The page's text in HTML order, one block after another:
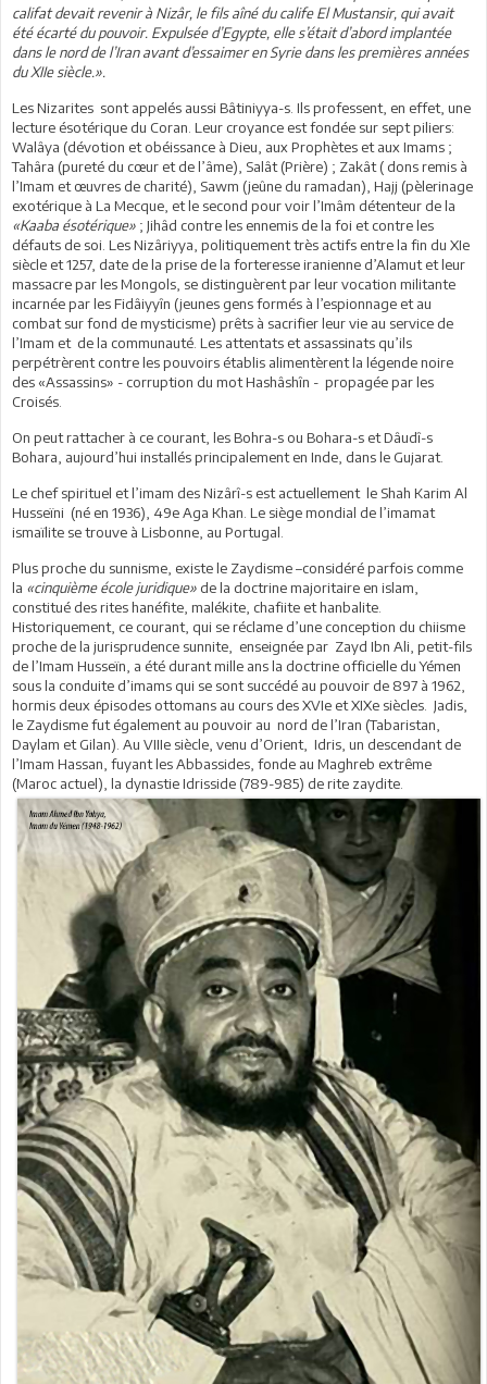
califat devait revenir à Nizâr, le fils aîné du calife El Mustansir, qui avait
été écarté du pouvoir. Expulsée d’Egypte, elle s’était d’abord implantée
dans le nord de l’Iran avant d’essaimer en Syrie dans les premières années
du XIIe siècle.».
Les Nizarites sont appelés aussi Bâtiniyya-s. Ils professent, en effet, une
lecture ésotérique du Coran. Leur croyance est fondée sur sept piliers:
Walâya (dévotion et obéissance à Dieu, aux Prophètes et aux Imams ;
Tahâra (pureté du cœur et de l’âme), Salât (Prière) ; Zakât ( dons remis à
l’Imam et œuvres de charité), Sawm (jeûne du ramadan), Hajj (pèlerinage
exotérique à La Mecque, et le second pour voir l’Imâm détenteur de la
«Kaaba ésotérique» ; Jihâd contre les ennemis de la foi et contre les
défauts de soi. Les Nizâriyya, politiquement très actifs entre la fin du XIe
siècle et 1257, date de la prise de la forteresse iranienne d’Alamut et leur
massacre par les Mongols, se distinguèrent par leur vocation militante
incarnée par les Fidâiyyîn (jeunes gens formés à l’espionnage et au
combat sur fond de mysticisme) prêts à sacrifier leur vie au service de
l’Imam et de la communauté. Les attentats et assassinats qu’ils
perpétrèrent contre les pouvoirs établis alimentèrent la légende noire
des «Assassins» - corruption du mot Hashâshîn - propagée par les
Croisés.
On peut rattacher à ce courant, les Bohra-s ou Bohara-s et Dâudî-s
Bohara, aujourd’hui installés principalement en Inde, dans le Gujarat.
Le chef spirituel et l’imam des Nizârî-s est actuellement le Shah Karim Al
Husseïni (né en 1936), 49e Aga Khan. Le siège mondial de l’imamat
ismaïlite se trouve à Lisbonne, au Portugal.
Plus proche du sunnisme, existe le Zaydisme –considéré parfois comme
la «cinquième école juridique» de la doctrine majoritaire en islam,
constitué des rites hanéfite, malékite, chafiite et hanbalite.
Historiquement, ce courant, qui se réclame d’une conception du chiisme
proche de la jurisprudence sunnite, enseignée par Zayd Ibn Ali, petit-fils
de l’Imam Husseïn, a été durant mille ans la doctrine officielle du Yémen
sous la conduite d’imams qui se sont succédé au pouvoir de 897 à 1962,
hormis deux épisodes ottomans au cours des XVIe et XIXe siècles. Jadis,
le Zaydisme fut également au pouvoir au nord de l’Iran (Tabaristan,
Daylam et Gilan). Au VIIIe siècle, venu d’Orient, Idris, un descendant de
l’Imam Hassan, fuyant les Abbassides, fonde au Maghreb extrême
(Maroc actuel), la dynastie Idrisside (789-985) de rite zaydite.